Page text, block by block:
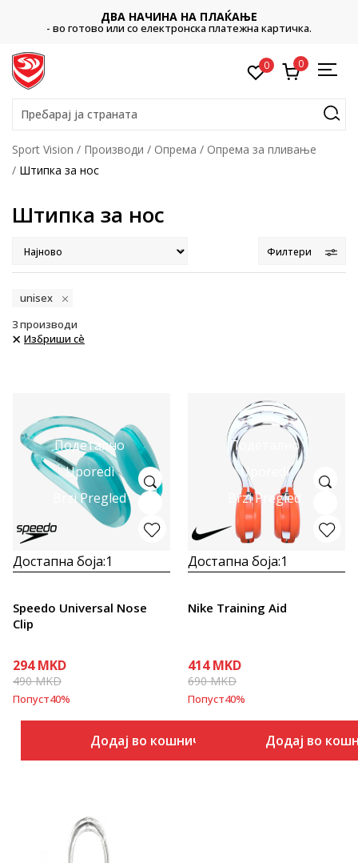
ДВА НАЧИНА НА ПЛАЌАЊЕ
- во готово или со електронска платежна картичка.
0 0
Пребарај ја страната
Sport Vision Производи Опрема
Опрема за пливање
Штипка за нос
Штипка за нос
Филтери
unisex
3производи
Избриши сè
Подетално
Uporedi
Brzi Pregled
Достапна боја:1
Speedo Universal Nose
Clip
294 MKD
490MKD
Попуст40%
Додај во кошничка
Подетално
Uporedi
Brzi Pregled
Достапна боја:1
Nike Training Aid
414 MKD
690MKD
Попуст40%
Додај во
Подетално